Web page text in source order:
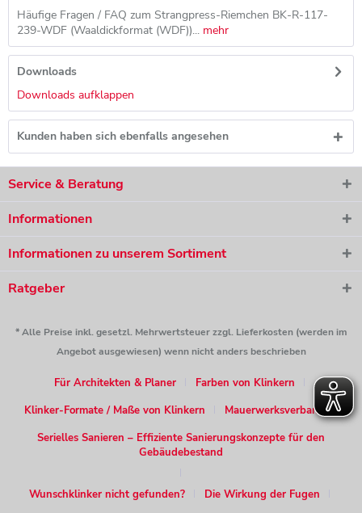
Häufige Fragen / FAQ zum Strangpress-Riemchen BK-R-117-
239-WDF (Waaldickformat (WDF))... mehr
Downloads
Downloads aufklappen
Kunden haben sich ebenfalls angesehen
Service & Beratung
Informationen
Informationen zu unserem Sortiment
Ratgeber
* Alle Preise inkl. gesetzl. Mehrwertsteuer zzgl. Lieferkosten (werden im
Angebot ausgewiesen) wenn nicht anders beschrieben
Für Architekten & Planer
Farben von Klinkern
Klinker-Formate / Maße von Klinkern
Mauerwerksverband
Serielles Sanieren – Effiziente Sanierungskonzepte für den
Gebäudebestand
Wunschklinker nicht gefunden? Die Wirkung der Fugen